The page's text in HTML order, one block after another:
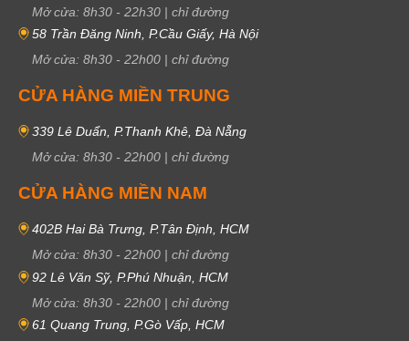
Mở cửa: 8h30 - 22h30 | chỉ đường
58 Trần Đăng Ninh, P.Cầu Giấy, Hà Nội
Mở cửa: 8h30 - 22h00 | chỉ đường
CỬA HÀNG MIỀN TRUNG
339 Lê Duẩn, P.Thanh Khê, Đà Nẵng
Mở cửa: 8h30 - 22h00 | chỉ đường
CỬA HÀNG MIỀN NAM
402B Hai Bà Trưng, P.Tân Định, HCM
Mở cửa: 8h30 - 22h00 | chỉ đường
92 Lê Văn Sỹ, P.Phú Nhuận, HCM
Mở cửa: 8h30 - 22h00 | chỉ đường
61 Quang Trung, P.Gò Vấp, HCM